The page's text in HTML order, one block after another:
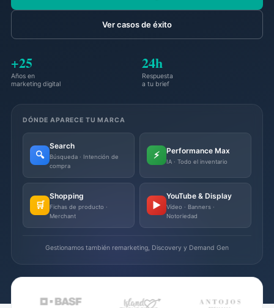
Ver casos de éxito
+25
Años en
marketing digital
24h
Respuesta
a tu brief
DÓNDE APARECE TU MARCA
🔍
Search
Búsqueda · Intención de
compra
⚡ Performance Max
IA · Todo el inventario
🛒
Shopping
Fichas de producto ·
Merchant
▶️
YouTube & Display
Vídeo · Banners ·
Notoriedad
Gestionamos también remarketing, Discovery y Demand Gen